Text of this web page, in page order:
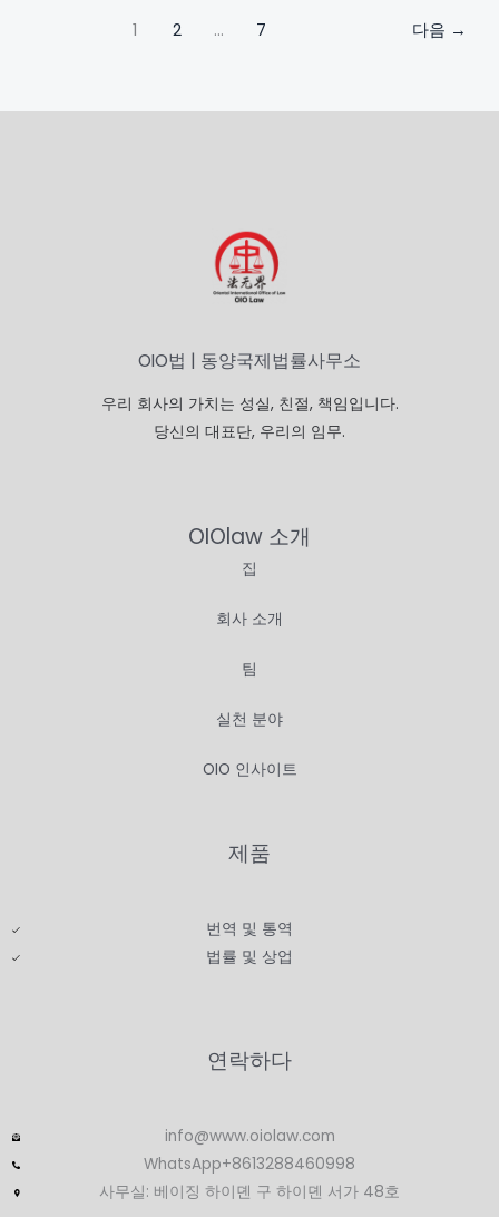
1 2 … 7 다음 →
OIO법 | 동양국제법률사무소
우리 회사의 가치는 성실, 친절, 책임입니다.
당신의 대표단, 우리의 임무.
OIOlaw 소개
집
회사 소개
팀
실천 분야
OIO 인사이트
제품
번역 및 통역
법률 및 상업
연락하다
info@www.oiolaw.com
WhatsApp+8613288460998
사무실: 베이징 하이뎬 구 하이뎬 서가 48호